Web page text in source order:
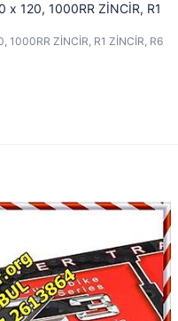
120, 1000RR ZİNCİR, R1
1000RR ZİNCİR, R1 ZİNCİR, R6